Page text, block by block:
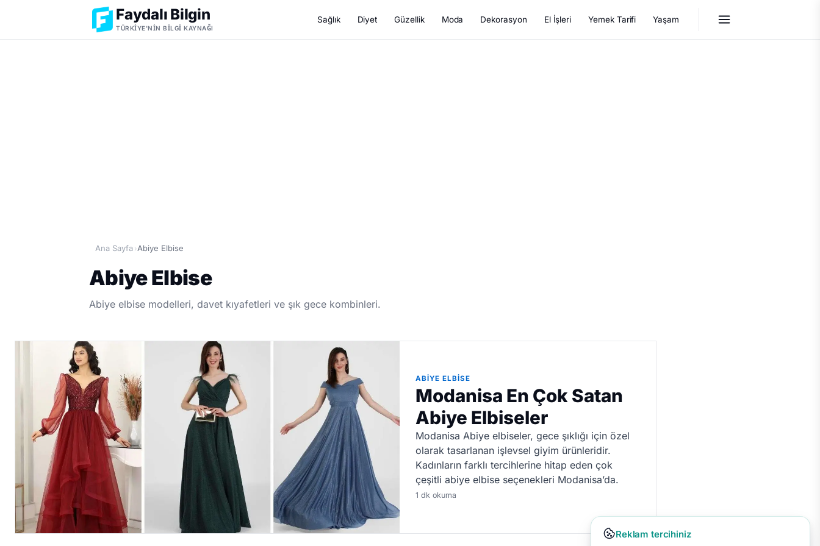
Faydalı Bilgin
TÜRKIYE'NIN BILGI KAYNAĞI
Sağlık Diyet Güzellik Moda Dekorasyon El İşleri Yemek Tarifi Yaşam
Ana Sayfa ›Abiye Elbise
Abiye Elbise
Abiye elbise modelleri, davet kıyafetleri ve şık gece kombinleri.
ABIYE ELBISE
Modanisa En Çok Satan
Abiye Elbiseler
Modanisa Abiye elbiseler, gece şıklığı için özel
olarak tasarlanan işlevsel giyim ürünleridir.
Kadınların farklı tercihlerine hitap eden çok
çeşitli abiye elbise seçenekleri Modanisa’da.
1 dk okuma
Reklam tercihiniz